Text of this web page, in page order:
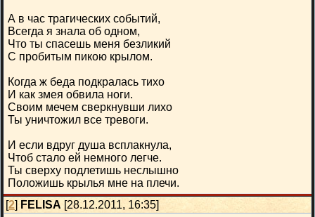
А в час трагических событий,
Всегда я знала об одном,
Что ты спасешь меня безликий
С пробитым пикою крылом.
Когда ж беда подкралась тихо
И как змея обвила ноги.
Своим мечем сверкнувши лихо
Ты уничтожил все тревоги.
И если вдруг душа всплакнула,
Чтоб стало ей немного легче.
Ты сверху подлетишь неслышно
Положишь крылья мне на плечи.
[2] FELISA [28.12.2011, 16:35]